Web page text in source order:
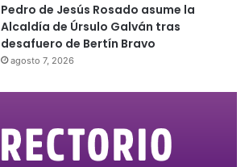
Pedro de Jesús Rosado asume la
Alcaldía de Úrsulo Galván tras
desafuero de Bertín Bravo
agosto 7, 2026